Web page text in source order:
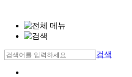
검색